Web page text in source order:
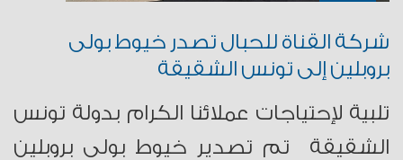
شركة القناة للحبال تصدر خيوط بولى
بروبلين إلى تونس الشقيقة
تلبية لإحتياجات عملائنا الكرام بدولة تونس
الشقيقة تم تصدير خيوط بولى بروبلين